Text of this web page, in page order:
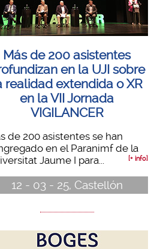
Más de 200 asistentes
en la UJI sobre
realidad extendida o XR
en la VII Jornada
VIGILANCER
de 200 asistentes se han
en el Paranimf de la
Jaume I para...
[+ info]
12 - 03 - 25, Castellón